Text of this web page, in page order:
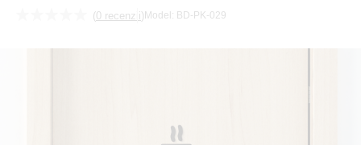
(0 recenzii) Model: BD-PK-029